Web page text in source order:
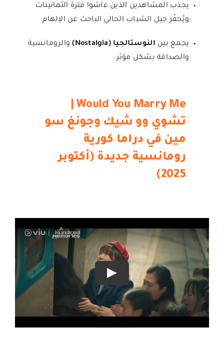
يجذب المشاهدين الذين عاشوا فترة الثمانينات
ويُحفّز جيل الشباب الحالي الباحث عن الإلهام.
يجمع بين النوستالجيا (Nostalgia)
والرومانسية
والصداقة بشكل مؤثر.
Would You Marry Me |
تشوي وو شيك وجونغ سو
مين في دراما كورية
رومانسية جديدة (أكتوبر
2025)